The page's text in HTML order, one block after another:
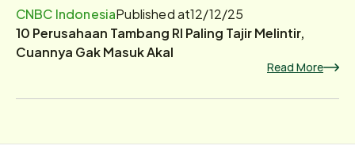
CNBC IndonesiaPublished at12/12/25
10 Perusahaan Tambang RI Paling Tajir Melintir,
Cuannya Gak Masuk Akal
Read More